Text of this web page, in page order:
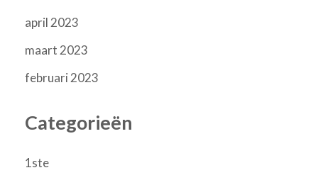
april 2023
maart 2023
februari 2023
Categorieën
1ste